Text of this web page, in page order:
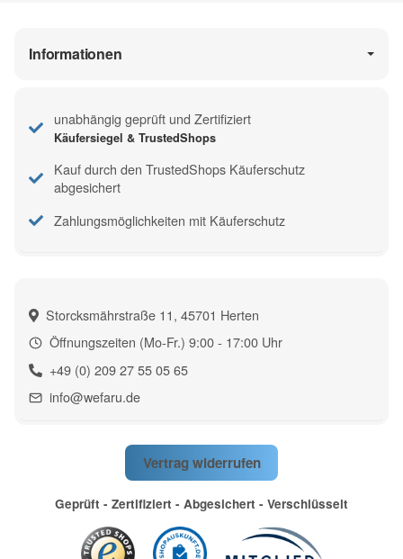
Storcksmährstraße 11, 45701 Herten
Öffnungszeiten (Mo-Fr.) 9:00 - 17:00 Uhr
+49 (0) 209 27 55 05 65
info@wefaru.de
Informationen
unabhängig geprüft und Zertifiziert
Käufersiegel & TrustedShops
Kauf durch den TrustedShops Käuferschutz
abgesichert
Zahlungsmöglichkeiten mit Käuferschutz
Vertrag widerrufen
Geprüft - Zertifiziert - Abgesichert - Verschlüsselt